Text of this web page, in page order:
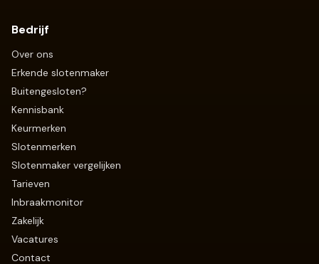
Bedrijf
Over ons
Erkende slotenmaker
Buitengesloten?
Kennisbank
Keurmerken
Slotenmerken
Slotenmaker vergelijken
Tarieven
Inbraakmonitor
Zakelijk
Vacatures
Contact